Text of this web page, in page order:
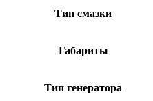
Тип смазки
Габариты
Тип генератора